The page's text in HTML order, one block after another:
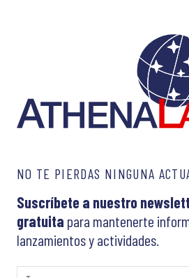
NO TE PIERDAS NINGUNA
Suscríbete a nuestro
gratuita para mantenerte
lanzamientos y actividades.